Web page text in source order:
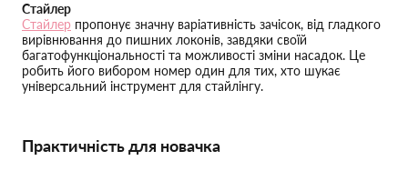
Стайлер
Стайлер пропонує значну варіативність зачісок, від гладкого
вирівнювання до пишних локонів, завдяки своїй
багатофункціональності та можливості зміни насадок. Це
робить його вибором номер один для тих, хто шукає
універсальний інструмент для стайлінгу.
Практичність для новачка